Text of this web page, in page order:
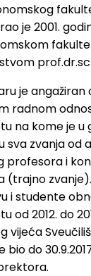
je 2001.
je angažiran
radnom
na kome je u
sva zvanja od
i
(trajno
i studente
od 2012. do
vijeća
do